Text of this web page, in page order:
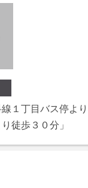
線１丁目バス停よ
徒歩３０分」